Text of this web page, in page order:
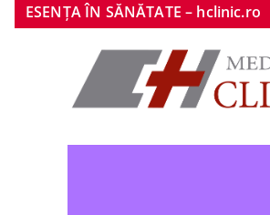
ESENȚA ÎN SĂNĂTATE – hclinic.ro